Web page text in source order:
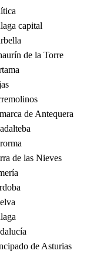
capital
de la Torre
de Antequera
de las Nieves
de Asturias